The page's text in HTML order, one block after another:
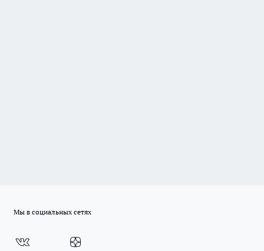
Мы в социальных сетях